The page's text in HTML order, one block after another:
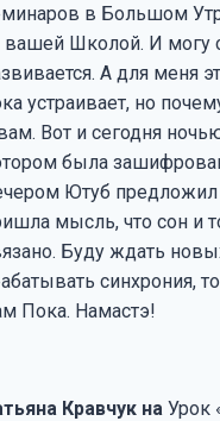
в Большом
вашей Школой. И могу
А для меня
устраивает, но
Вот и сегодня
была
Ютуб
мысль, что сон и
Буду ждать
синхрония,
Пока. Намастэ!
Кравчук на Урок